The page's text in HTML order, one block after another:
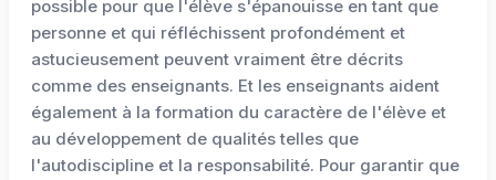
possible pour que l'élève s'épanouisse en tant que
personne et qui réfléchissent profondément et
astucieusement peuvent vraiment être décrits
comme des enseignants. Et les enseignants aident
également à la formation du caractère de l'élève et
au développement de qualités telles que
l'autodiscipline et la responsabilité. Pour garantir que